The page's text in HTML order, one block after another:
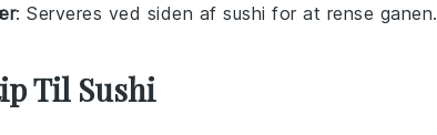
: Serveres ved siden af sushi for at rense ganen.
Til Sushi